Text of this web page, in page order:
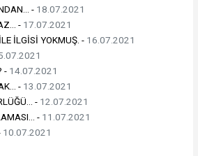
- 18.07.2021
- 17.07.2021
İLGİSİ YOKMUŞ. - 16.07.2021
- 14.07.2021
- 13.07.2021
- 12.07.2021
- 11.07.2021
10.07.2021